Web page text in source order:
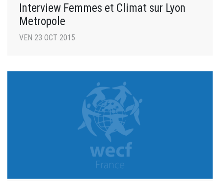
Interview Femmes et Climat sur Lyon
Metropole
VEN 23 OCT 2015